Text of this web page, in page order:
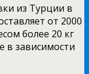
из Турции в
от 2000
более 20 кг
в зависимости